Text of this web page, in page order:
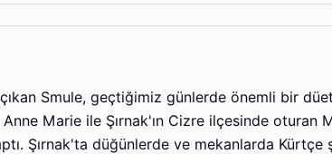
Smule, geçtiğimiz günlerde önemli bir
Marie ile Şırnak'ın Cizre ilçesinde oturan
Şırnak'ta düğünlerde ve mekanlarda Kürtçe